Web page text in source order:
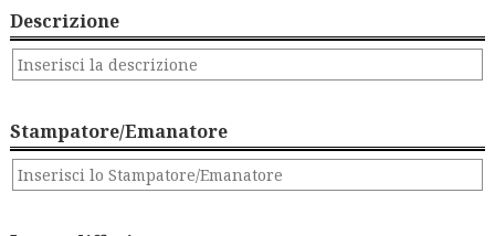
Descrizione
Stampatore/Emanatore